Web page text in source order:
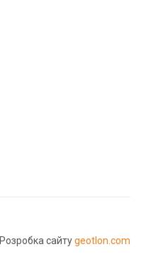
Розробка сайтуgeotlon.com